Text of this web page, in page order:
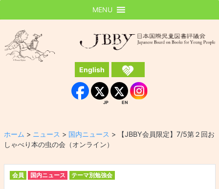
JBBY
English
Facebook
JP
JP
EN
EN Instagram
MENU
ホーム > ニュース > 国内ニュース >
【JBBY会員限定】7/5第２回お
しゃべり本の虫の会（オンライン）
会員 国内ニュース テーマ別勉強会